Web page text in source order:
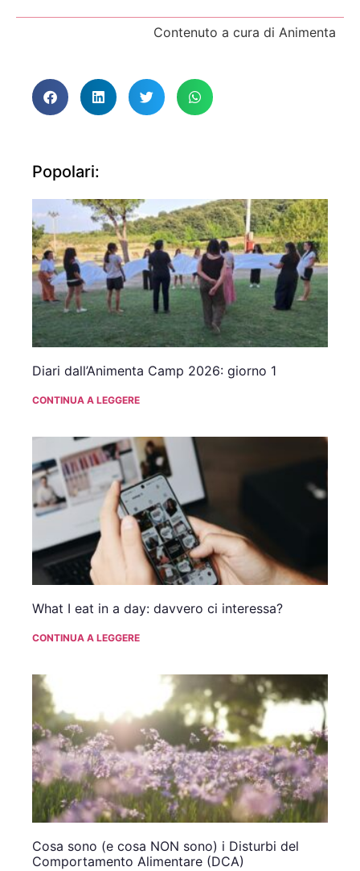
Contenuto a cura di Animenta
Popolari:
Diari dall’Animenta Camp 2026: giorno 1
CONTINUA A LEGGERE
What I eat in a day: davvero ci interessa?
CONTINUA A LEGGERE
Cosa sono (e cosa NON sono) i Disturbi del
Comportamento Alimentare (DCA)